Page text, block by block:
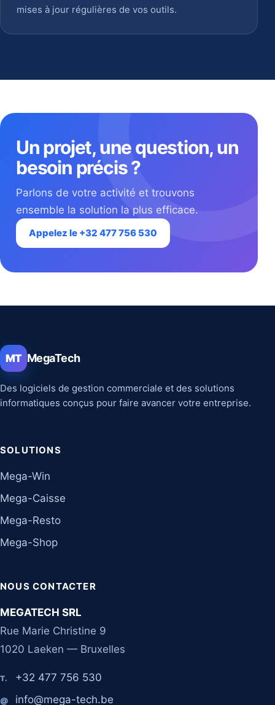
mises à jour régulières de vos outils.
Un projet, une question, un
besoin précis ?
Parlons de votre activité et trouvons
ensemble la solution la plus efficace.
Appelez le +32 477 756 530
MT MegaTech
Des logiciels de gestion commerciale et des solutions
informatiques conçus pour faire avancer votre entreprise.
SOLUTIONS
Mega-Win
Mega-Caisse
Mega-Resto
Mega-Shop
NOUS CONTACTER
MEGATECH SRL
Rue Marie Christine 9
1020 Laeken — Bruxelles
T. +32 477 756 530
@ info@mega-tech.be